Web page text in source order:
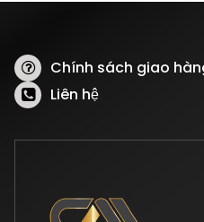
Chính sách giao
Liên hệ